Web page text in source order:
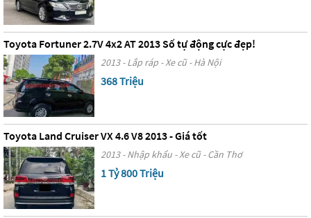
Toyota Fortuner 2.7V 4x2 AT 2013 Số tự động cực đẹp!
2013 - Lắp ráp - Xe cũ - Hà Nội
368 Triệu
Toyota Land Cruiser VX 4.6 V8 2013 - Giá tốt
2013 - Nhập khẩu - Xe cũ - Cần Thơ
1 Tỷ 800 Triệu